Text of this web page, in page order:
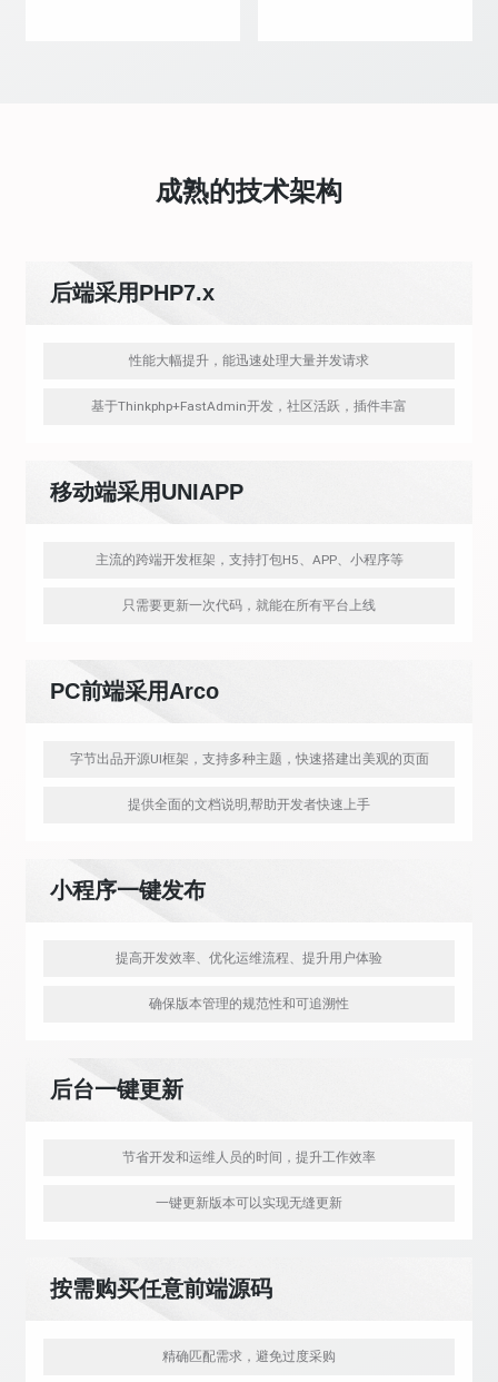
成熟的技术架构
后端采用PHP7.x
性能大幅提升，能迅速处理大量并发请求
基于Thinkphp+FastAdmin开发，社区活跃，插件丰富
移动端采用UNIAPP
主流的跨端开发框架，支持打包H5、APP、小程序等
只需要更新一次代码，就能在所有平台上线
PC前端采用Arco
字节出品开源UI框架，支持多种主题，快速搭建出美观的页面
提供全面的文档说明,帮助开发者快速上手
小程序一键发布
提高开发效率、优化运维流程、提升用户体验
确保版本管理的规范性和可追溯性
后台一键更新
节省开发和运维人员的时间，提升工作效率
一键更新版本可以实现无缝更新
按需购买任意前端源码
精确匹配需求，避免过度采购